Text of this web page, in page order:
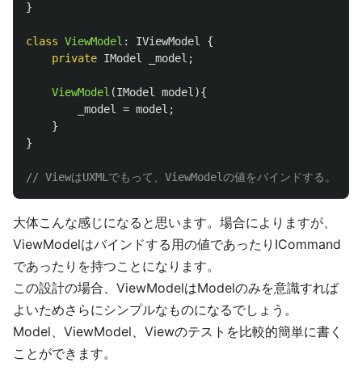
}
class ViewModel : IViewModel
{
private IModel _model ;
ViewModel (IModel model){
_model = model ;
}
}
// ViewはUXMLでもって、ViewModelの値をバインドする。
大体こんな感じになると思います。場合によりますが、
ViewModelはバインドする用の値であったりICommand
であったりを持つことになります。
この設計の場合、ViewModelはModelのみを意識すれば
よいためさらにシンプルなものになるでしょう。
Model、ViewModel、Viewのテストを比較的簡単に書く
ことができます。